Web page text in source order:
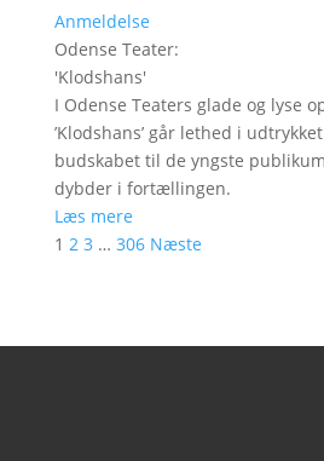
Anmeldelse
Odense Teater:
'Klodshans'
I Odense Teaters glade og lyse
’Klodshans’ går lethed i
budskabet til de yngste
dybder i fortællingen.
Læs mere
1 2 3 … 306 Næste